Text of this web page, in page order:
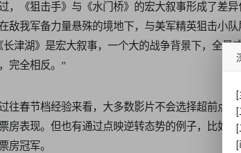
，《狙击手》与《水门桥》的宏大叙事形成了差
敌我军备力量悬殊的境地下，与美军精英狙击小
长津湖》是宏大叙事，一个大的战争背景下，全景
完全相反。”
往春节档经验来看，大多数影片不会选择超前点
房表现。但也有通过点映逆转态势的例子，比如
房冠军。
[
[
[